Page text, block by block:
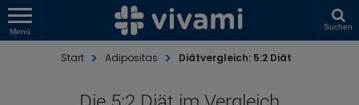
Menü
Suchen
Start Adipositas Diätvergleich: 5:2 Diät